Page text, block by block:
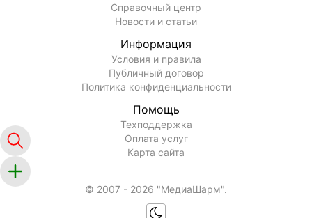
Справочный центр
Новости и статьи
Информация
Условия и правила
Публичный договор
Политика конфиденциальности
Помощь
Техподдержка
Оплата услуг
Карта сайта
© 2007 - 2026 "МедиаШарм".